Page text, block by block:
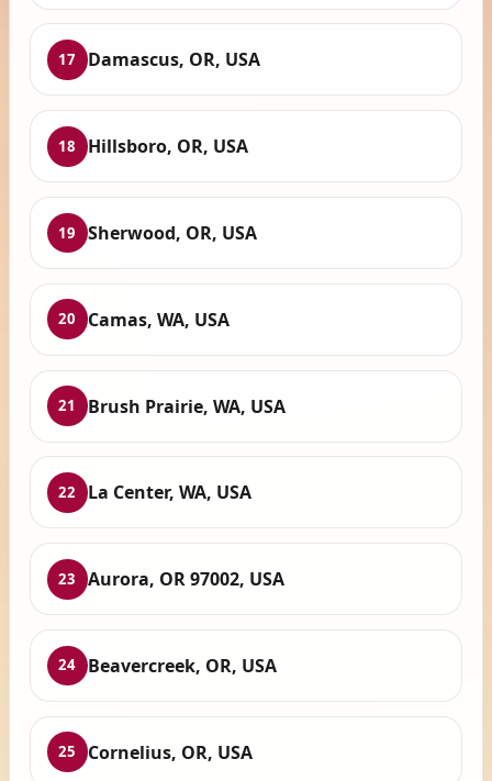
17 Damascus, OR, USA
18 Hillsboro, OR, USA
19 Sherwood, OR, USA
20 Camas, WA, USA
21 Brush Prairie, WA, USA
22 La Center, WA, USA
23 Aurora, OR 97002, USA
24 Beavercreek, OR, USA
25 Cornelius, OR, USA